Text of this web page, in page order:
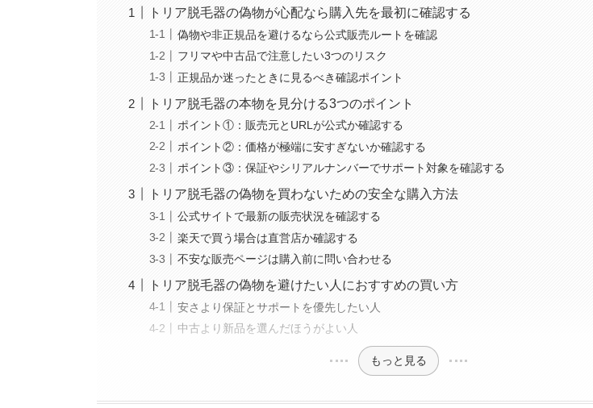
トリア脱毛器の偽物が心配なら購入先を最初に確認する
偽物や非正規品を避けるなら公式販売ルートを確認
フリマや中古品で注意したい3つのリスク
正規品か迷ったときに見るべき確認ポイント
トリア脱毛器の本物を見分ける3つのポイント
ポイント①：販売元とURLが公式か確認する
ポイント②：価格が極端に安すぎないか確認する
ポイント③：保証やシリアルナンバーでサポート対象を確認する
トリア脱毛器の偽物を買わないための安全な購入方法
公式サイトで最新の販売状況を確認する
楽天で買う場合は直営店か確認する
不安な販売ページは購入前に問い合わせる
トリア脱毛器の偽物を避けたい人におすすめの買い方
安さより保証とサポートを優先したい人
中古より新品を選んだほうがよい人
もっと見る